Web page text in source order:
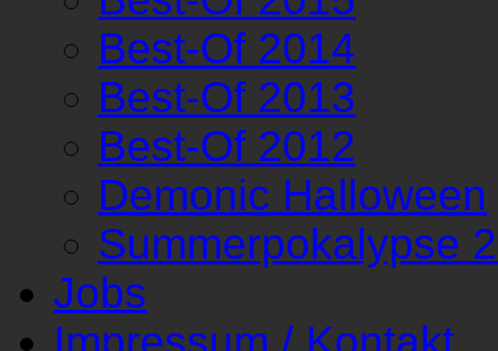
Best-Of 2014
Best-Of 2013
Best-Of 2012
Demonic Halloween
Summerpokalypse
Jobs